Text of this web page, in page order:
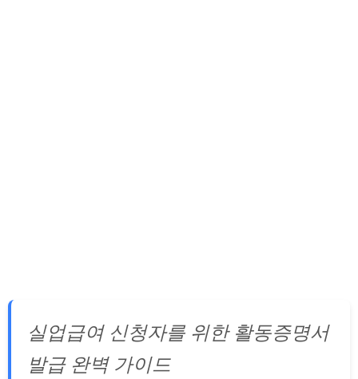
실업급여 신청자를 위한 활동증명서
발급 완벽 가이드